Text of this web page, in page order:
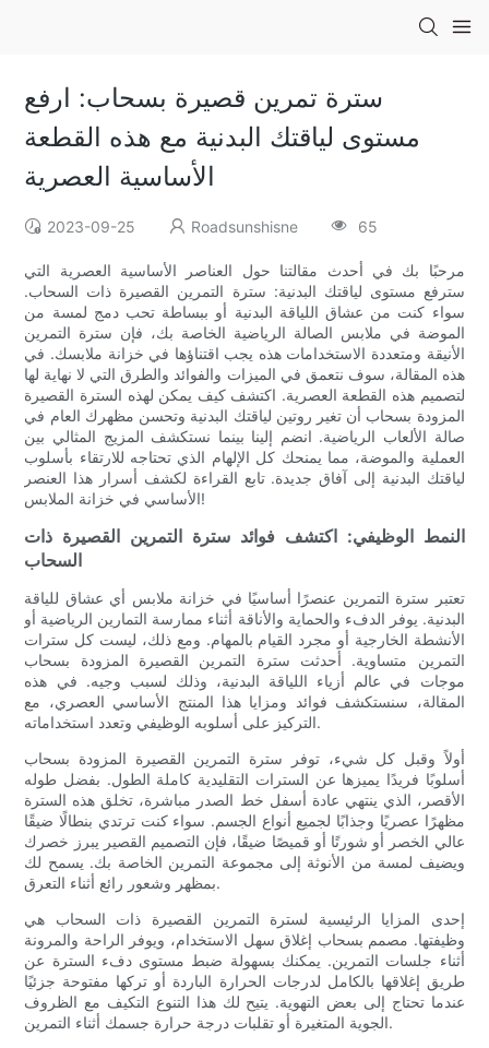
سترة تمرين قصيرة بسحاب: ارفع
مستوى لياقتك البدنية مع هذه القطعة
الأساسية العصرية
2023-09-25 Roadsunshisne 65
مرحبًا بك في أحدث مقالتنا حول العناصر الأساسية العصرية التي
سترفع مستوى لياقتك البدنية: سترة التمرين القصيرة ذات السحاب.
سواء كنت من عشاق اللياقة البدنية أو ببساطة تحب دمج لمسة من
الموضة في ملابس الصالة الرياضية الخاصة بك، فإن سترة التمرين
الأنيقة ومتعددة الاستخدامات هذه يجب اقتناؤها في خزانة ملابسك. في
هذه المقالة، سوف نتعمق في الميزات والفوائد والطرق التي لا نهاية لها
لتصميم هذه القطعة العصرية. اكتشف كيف يمكن لهذه السترة القصيرة
المزودة بسحاب أن تغير روتين لياقتك البدنية وتحسن مظهرك العام في
صالة الألعاب الرياضية. انضم إلينا بينما نستكشف المزيج المثالي بين
العملية والموضة، مما يمنحك كل الإلهام الذي تحتاجه للارتقاء بأسلوب
لياقتك البدنية إلى آفاق جديدة. تابع القراءة لكشف أسرار هذا العنصر
الأساسي في خزانة الملابس!
النمط الوظيفي: اكتشف فوائد سترة التمرين القصيرة ذات
السحاب
تعتبر سترة التمرين عنصرًا أساسيًا في خزانة ملابس أي عشاق للياقة
البدنية. يوفر الدفء والحماية والأناقة أثناء ممارسة التمارين الرياضية أو
الأنشطة الخارجية أو مجرد القيام بالمهام. ومع ذلك، ليست كل سترات
التمرين متساوية. أحدثت سترة التمرين القصيرة المزودة بسحاب
موجات في عالم أزياء اللياقة البدنية، وذلك لسبب وجيه. في هذه
المقالة، سنستكشف فوائد ومزايا هذا المنتج الأساسي العصري، مع
التركيز على أسلوبه الوظيفي وتعدد استخداماته.
أولاً وقبل كل شيء، توفر سترة التمرين القصيرة المزودة بسحاب
أسلوبًا فريدًا يميزها عن السترات التقليدية كاملة الطول. بفضل طوله
الأقصر، الذي ينتهي عادة أسفل خط الصدر مباشرة، تخلق هذه السترة
مظهرًا عصريًا وجذابًا لجميع أنواع الجسم. سواء كنت ترتدي بنطالًا ضيقًا
عالي الخصر أو شورتًا أو قميصًا ضيقًا، فإن التصميم القصير يبرز خصرك
ويضيف لمسة من الأنوثة إلى مجموعة التمرين الخاصة بك. يسمح لك
بمظهر وشعور رائع أثناء التعرق.
إحدى المزايا الرئيسية لسترة التمرين القصيرة ذات السحاب هي
وظيفتها. مصمم بسحاب إغلاق سهل الاستخدام، ويوفر الراحة والمرونة
أثناء جلسات التمرين. يمكنك بسهولة ضبط مستوى دفء السترة عن
طريق إغلاقها بالكامل لدرجات الحرارة الباردة أو تركها مفتوحة جزئيًا
عندما تحتاج إلى بعض التهوية. يتيح لك هذا التنوع التكيف مع الظروف
الجوية المتغيرة أو تقلبات درجة حرارة جسمك أثناء التمرين.